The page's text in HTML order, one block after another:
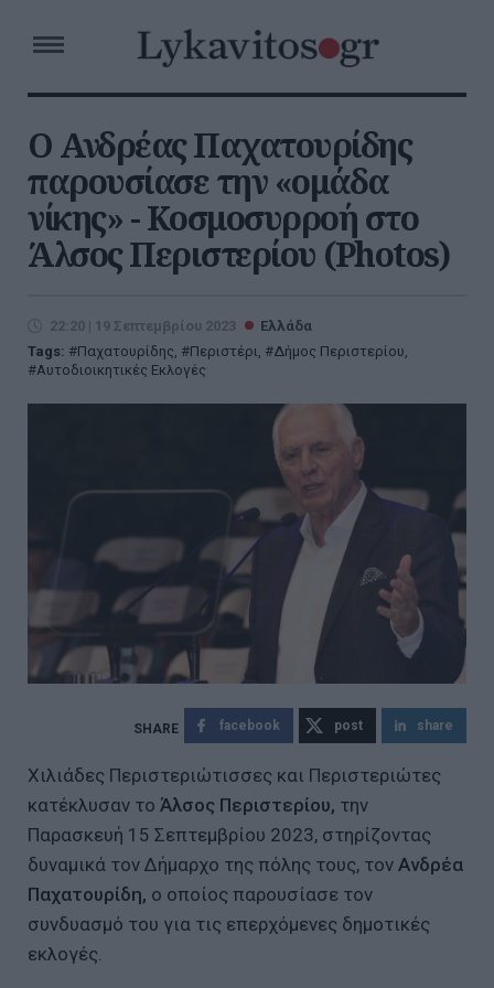
Ο Ανδρέας Παχατουρίδης
παρουσίασε την «ομάδα
νίκης» - Κοσμοσυρροή στο
Άλσος Περιστερίου (Photos)
22:20 | 19 Σεπτεμβρίου 2023
Ελλάδα
Tags:
Παχατουρίδης, Περιστέρι, Δήμος Περιστερίου,
Αυτοδιοικητικές Εκλογές
facebook post share
Χιλιάδες Περιστεριώτισσες και Περιστεριώτες
κατέκλυσαν το Άλσος Περιστερίου, την
Παρασκευή 15 Σεπτεμβρίου 2023, στηρίζοντας
δυναμικά τον Δήμαρχο της πόλης τους, τον Ανδρέα
Παχατουρίδη, ο οποίος παρουσίασε τον
συνδυασμό του για τις επερχόμενες δημοτικές
εκλογές.